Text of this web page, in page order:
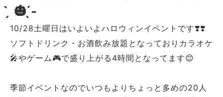
̗̀ 🎃 ̖́-
10/28土曜日はいよいよハロウィンイベントです❣️❣️
ソフトドリンク・お酒飲み放題となっておりカラオケ
🎤やゲーム🎮で盛り上がる4時間となってます😊
季節イベントなのでいつもよりちょっと多めの20人